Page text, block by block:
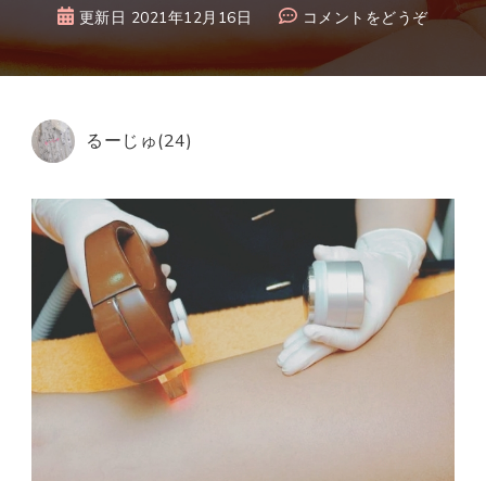
更新日 2021年12月16日 コメントをどうぞ(プ
イ
容
ク
リ
ニ
るーじゅ(24)